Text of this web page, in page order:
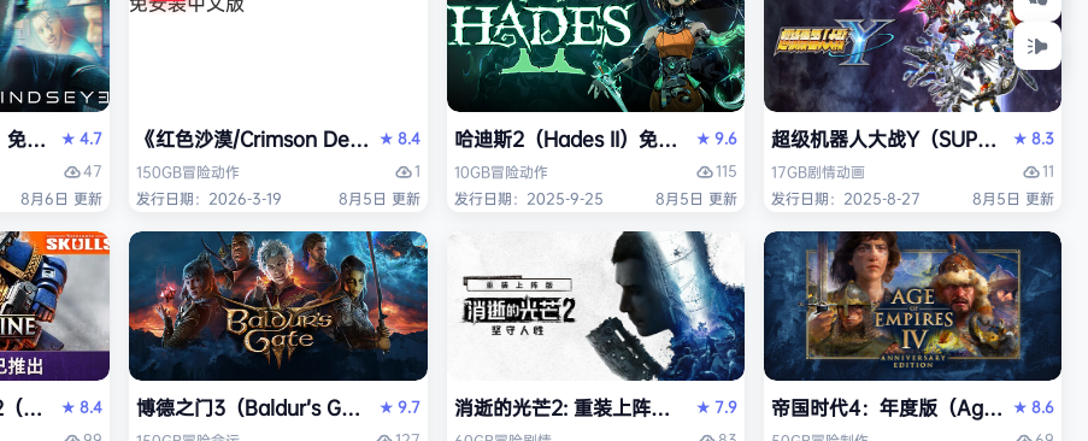
）免安装中文版
安装中文版
★ 4.7
47
8月6日 更新
《红色沙漠/Crimson Desert》免安装中文版
★8.4
150GB冒险动作
1
发行日期：2026-3-19
8月5日 更新
哈迪斯2（Hades II）免安装中文版
★9.6
10GB冒险动作
115
发行日期：2025-9-25
8月5日 更新
超级机器人大战Y（SUPER ★8.3
17GB剧情动画
11
发行日期：2025-8-27
8月5日 更新
Flag Resynced HYPERVISOR》免安装中文版
（Warhammer 40,000: Space Marine 2）免安装中文版
★ 8.4
博德之门3（Baldur’s Gate 3）免安装中文版
★9.7
消逝的光芒2: 重装上阵版（Dying Light 2 Stay Human: Reloaded
★7.9
帝国时代4：年度版（Age of
★8.6